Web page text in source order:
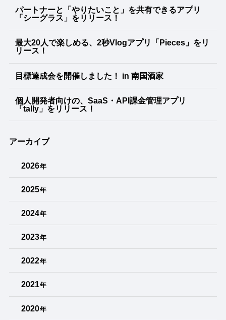
パートナーと「やりたいこと」を共有できるアプリ
「シーグラス」をリリース！
最大20人で楽しめる、2秒Vlogアプリ「Pieces」をリ
リース！
目標達成会を開催しました！ in 南国酒家
個人開発者向けの、SaaS・API課金管理アプリ
「tally」をリリース！
アーカイブ
2026年
2025年
2024年
2023年
2022年
2021年
2020年